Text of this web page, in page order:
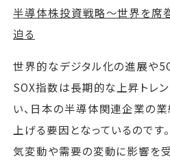
半導体株投資戦略～世界を席
迫る
世界的なデジタル化の進展や
SOX指数は長期的な上昇トレン
い、日本の半導体関連企業の
上げる要因となっているのです
気変動や需要の変動に影響を受